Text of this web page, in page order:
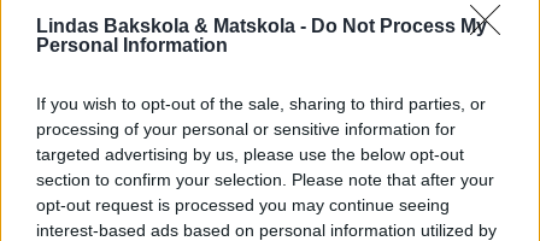
Lindas Bakskola & Matskola - Do Not Process My
Personal Information
If you wish to opt-out of the sale, sharing to third parties, or
processing of your personal or sensitive information for
targeted advertising by us, please use the below opt-out
section to confirm your selection. Please note that after your
opt-out request is processed you may continue seeing
interest-based ads based on personal information utilized by
3. Bred ut hälften av smöret på degplattan och strö över hälften av
vaniljsockret och strösockret.